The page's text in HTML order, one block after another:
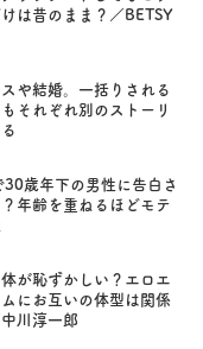
は昔のまま？／BETSY
や結婚。一括りされる
それぞれ別のストーリ
歳年下の男性に告白さ
年齢を重ねるほどモテ
が恥ずかしい？エロエ
にお互いの体型は関係
川淳一郎